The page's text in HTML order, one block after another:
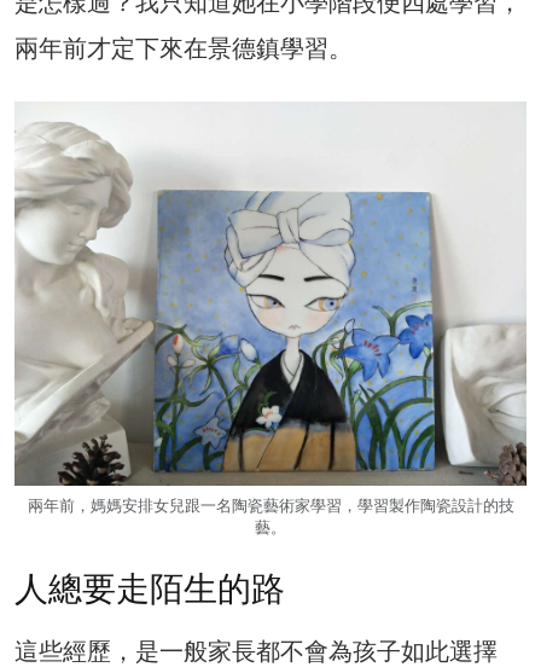
兩年前才定下來在景德鎮學習。
兩年前，媽媽安排女兒跟一名陶瓷藝術家學習，學習製作陶瓷設計的技
藝。
人總要走陌生的路
這些經歷，是一般家長都不會為孩子如此選擇